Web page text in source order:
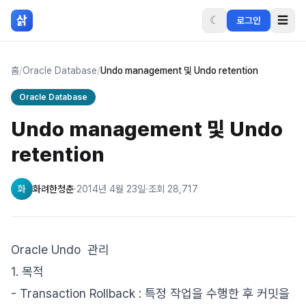
본문 바로가기
삵 ☾ 로그인 ☰
홈/Oracle Database/Undo management 및 Undo retention
Oracle Database
Undo management 및 Undo
retention
화 화려한청춘·2014년 4월 23일·조회 28,717
Oracle Undo 관리
1. 목적
- Transaction Rollback : 특정 작업을 수행한 후 커밋을